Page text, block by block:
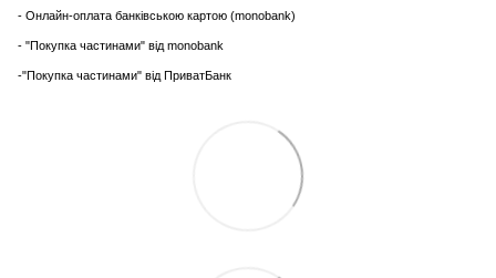
- Онлайн-оплата банківською картою (monobank)
- "Покупка частинами" від monobank
-"Покупка частинами" від ПриватБанк